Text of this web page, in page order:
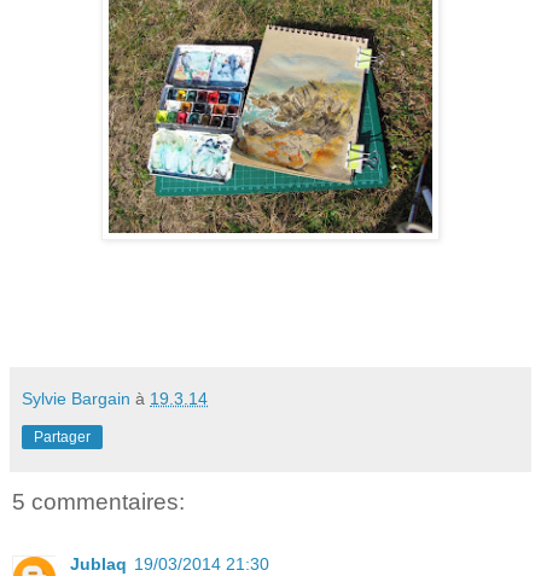
Sylvie Bargain à 19.3.14
Partager
5 commentaires:
Jublaq 19/03/2014 21:30